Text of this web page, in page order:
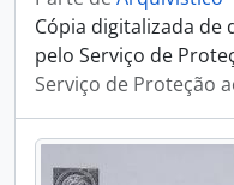
Cópia digitalizada
pelo Serviço de
Serviço de Proteção